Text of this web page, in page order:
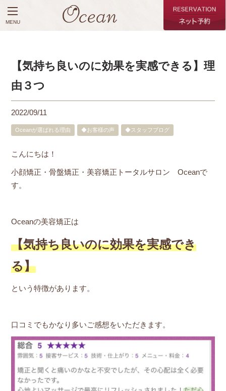
MENU
【気持ち良いのに効果を実感できる】理
由３つ
2022/09/11
Oceanが選ばれる理由 ◆お客様の声 ◆スタッフブログ
こんにちは！
小顔矯正・骨盤矯正・美容矯正トータルサロン Oceanで
す。
Oceanの美容矯正は
【気持ち良いのに効果を実感でき
る】
という特徴があります。
口コミでもかなり多いご感想をいただきます。